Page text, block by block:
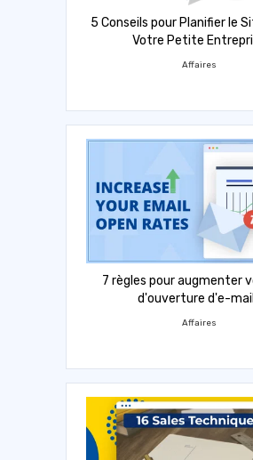
5 Conseils pour Planifier le
Votre Petite
Affaires
7 règles pour augmenter
d'ouverture d'e-
Affaires